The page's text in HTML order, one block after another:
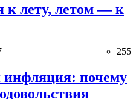
к лету, летом — к
255
почему